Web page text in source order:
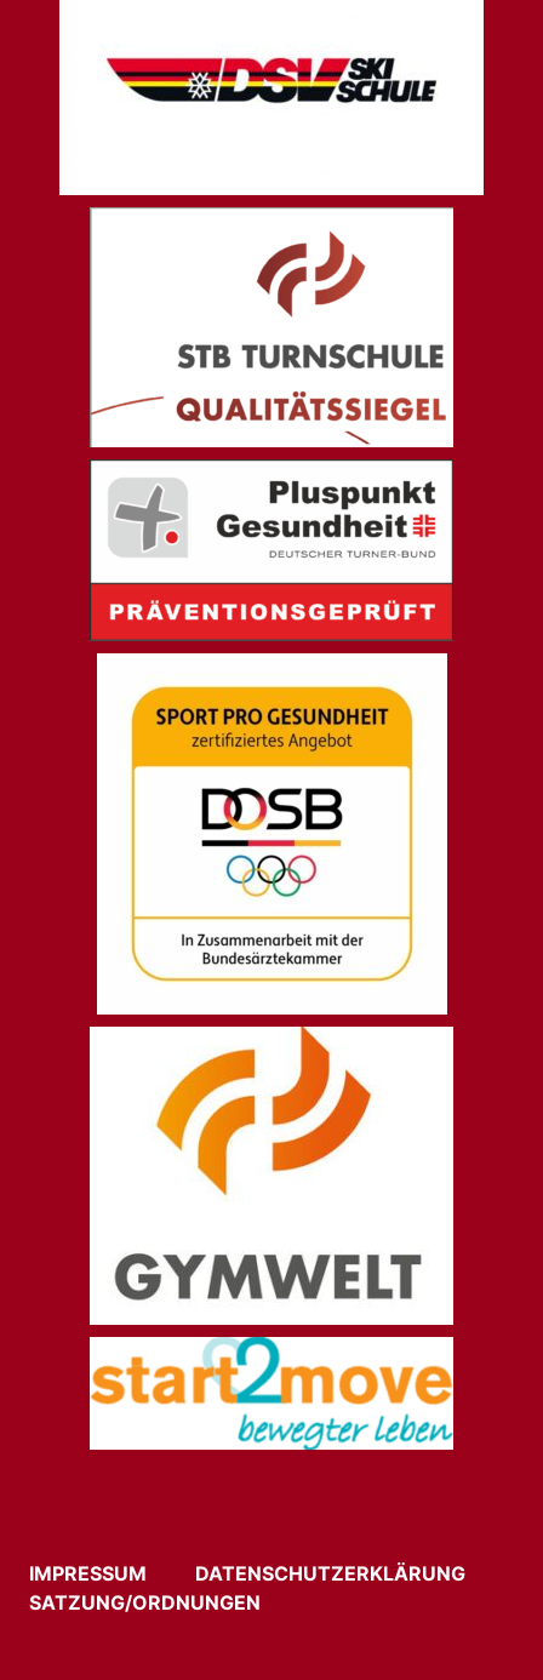
IMPRESSUM
DATENSCHUTZERKLÄRUNG
SATZUNG/ORDNUNGEN